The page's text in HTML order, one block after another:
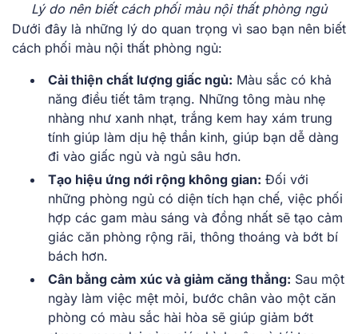
Lý do nên biết cách phối màu nội thất phòng ngủ
Dưới đây là những lý do quan trọng vì sao bạn nên biết
cách phối màu nội thất phòng ngủ:
Cải thiện chất lượng giấc ngủ: Màu sắc có khả
năng điều tiết tâm trạng. Những tông màu nhẹ
nhàng như xanh nhạt, trắng kem hay xám trung
tính giúp làm dịu hệ thần kinh, giúp bạn dễ dàng
đi vào giấc ngủ và ngủ sâu hơn.
Tạo hiệu ứng nới rộng không gian: Đối với
những phòng ngủ có diện tích hạn chế, việc phối
hợp các gam màu sáng và đồng nhất sẽ tạo cảm
giác căn phòng rộng rãi, thông thoáng và bớt bí
bách hơn.
Cân bằng cảm xúc và giảm căng thẳng: Sau một
ngày làm việc mệt mỏi, bước chân vào một căn
phòng có màu sắc hài hòa sẽ giúp giảm bớt